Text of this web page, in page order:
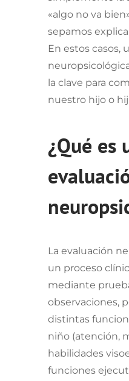
«algo no va
sepamos
En estos casos,
la clave para
nuestro hijo o
¿Qué es
La evaluación
un proceso
mediante
observaciones,
distintas
niño (atención,
habilidades
funciones